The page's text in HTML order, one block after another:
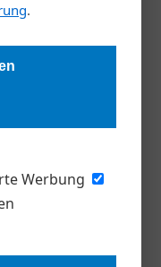
.
Werbung
16.10.2022, 23:46 Uhr
und dem
auf einen